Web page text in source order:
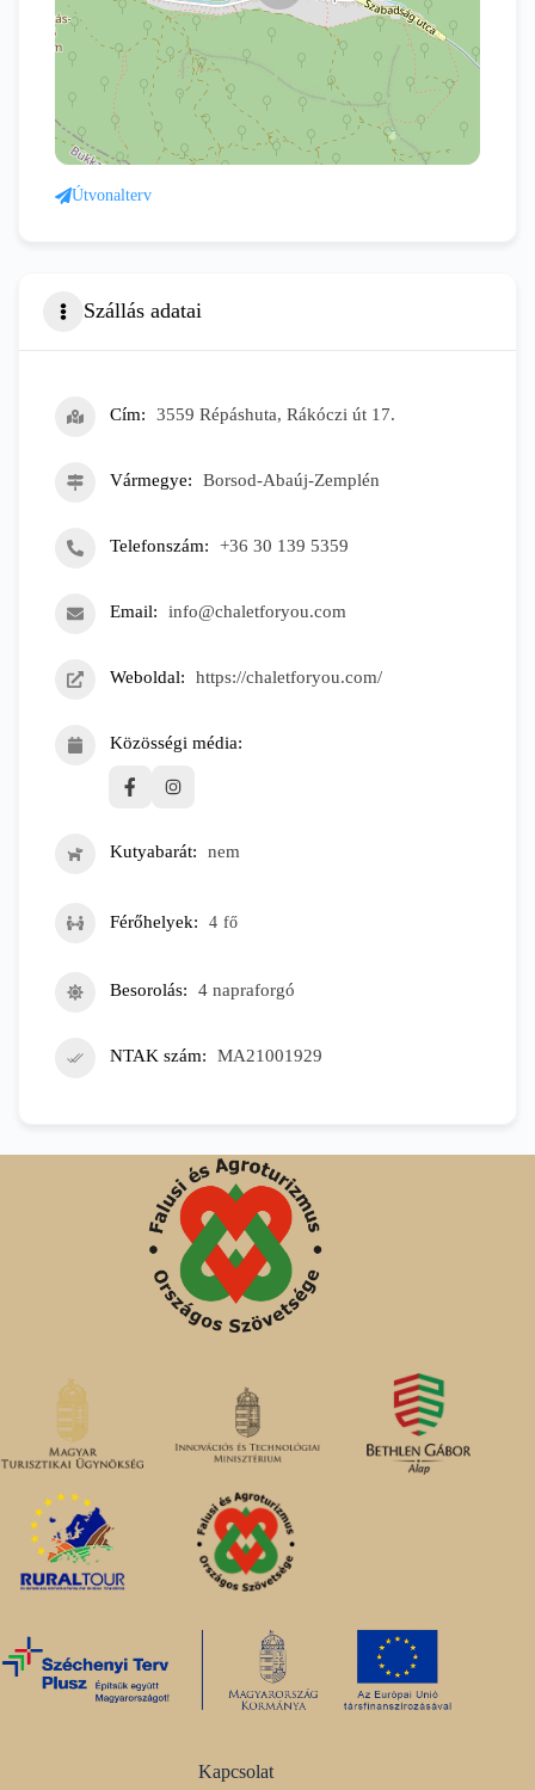
Útvonalterv
Szállás adatai
Cím 3559 Répáshuta, Rákóczi út 17.
Vármegye Borsod-Abaúj-Zemplén
Telefonszám +36 30 139 5359
Email info@chaletforyou.com
Weboldal https://chaletforyou.com/
Közösségi média
Kutyabarát nem
Férőhelyek 4 fő
Besorolás 4 napraforgó
NTAK szám MA21001929
Kapcsolat